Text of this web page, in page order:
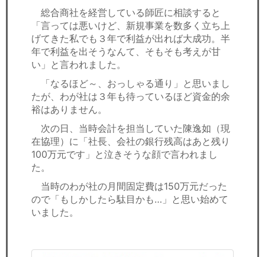
総合商社を経営している師匠に相談すると
「言っては悪いけど、新規事業を数多く立ち上
げてきた私でも３年で利益が出れば大成功。半
年で利益を出そうなんて、そもそも考えが甘
い」と言われました。
「なるほど～、おっしゃる通り」と思いまし
たが、わが社は３年も待っているほど資金的余
裕はありません。
次の日、当時会計を担当していた陳逸如（現
在協理）に「社長、会社の銀行残高はあと残り
100万元です」と泣きそうな顔で言われまし
た。
当時のわが社の月間固定費は150万元だった
ので「もしかしたら駄目かも…」と思い始めて
いました。